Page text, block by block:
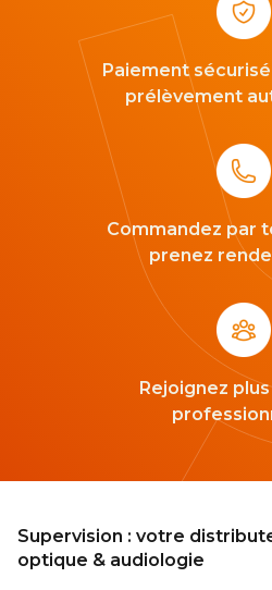
Paiement
prélèvement
Commandez par
prenez
Rejoignez
Supervision : votre
optique & audiologie